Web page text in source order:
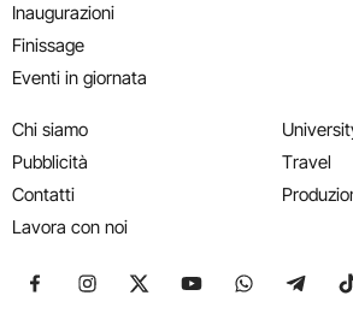
Inaugurazioni
Finissage
Eventi in giornata
Chi siamo
Pubblicità
Contatti
Lavora con noi
Travel
Seguici su Facebook
Seguici su Instagram
Seguici su X
Seguici suSeguici su